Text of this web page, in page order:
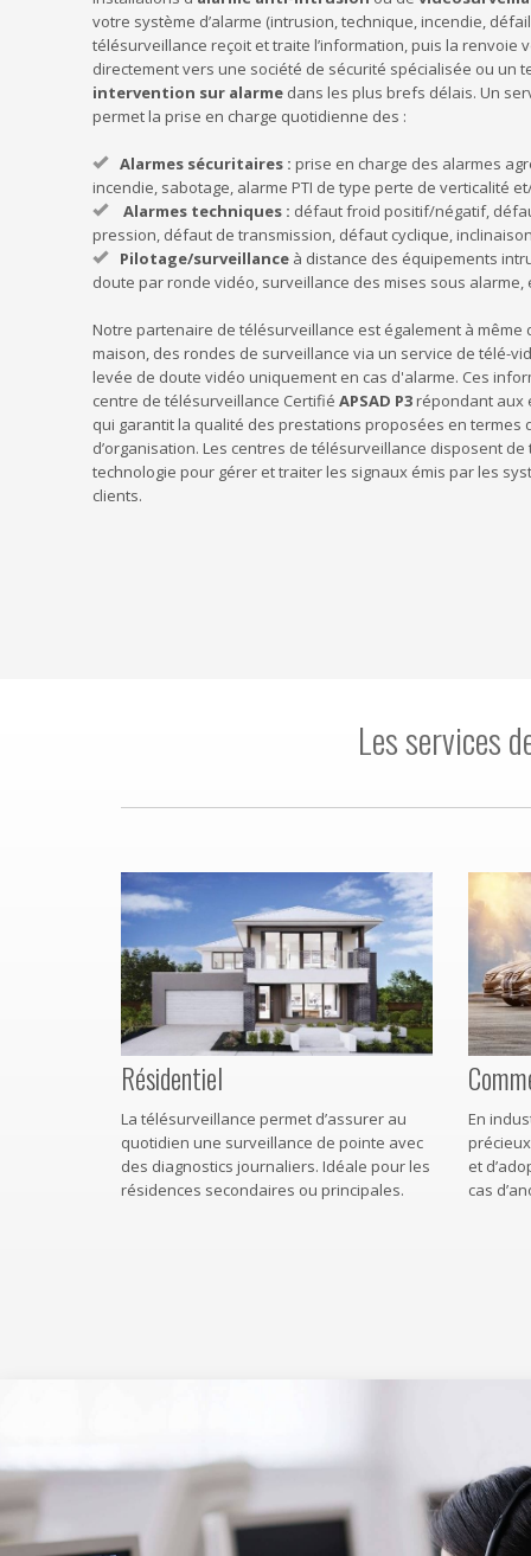
votre système d’alarme (intrusion, technique, incendie,
télésurveillance reçoit et traite l’information, puis la renvoie
directement vers une société de sécurité spécialisée ou un
intervention sur alarme dans les plus brefs délais. Un
permet la prise en charge quotidienne des :
Alarmes sécuritaires : prise en charge des alarmes
incendie, sabotage, alarme PTI de type perte de verticalité
Alarmes techniques : défaut froid positif/négatif,
pression, défaut de transmission, défaut cyclique,
Pilotage/surveillance à distance des équipements
doute par ronde vidéo, surveillance des mises sous alarme,
Notre partenaire de télésurveillance est également à
maison, des rondes de surveillance via un service de télé-
levée de doute vidéo uniquement en cas d'alarme. Ces
centre de télésurveillance CertifiéAPSAD P3répondant aux
qui garantit la qualité des prestations proposées en termes
d’organisation. Les centres de télésurveillance disposent
technologie pour gérer et traiter les signaux émis par les
clients.
Les services
Résidentiel
La télésurveillance permet d’assurer au
quotidien une surveillance de pointe avec
des diagnostics journaliers. Idéale pour les
résidences secondaires ou principales.
En
et
cas